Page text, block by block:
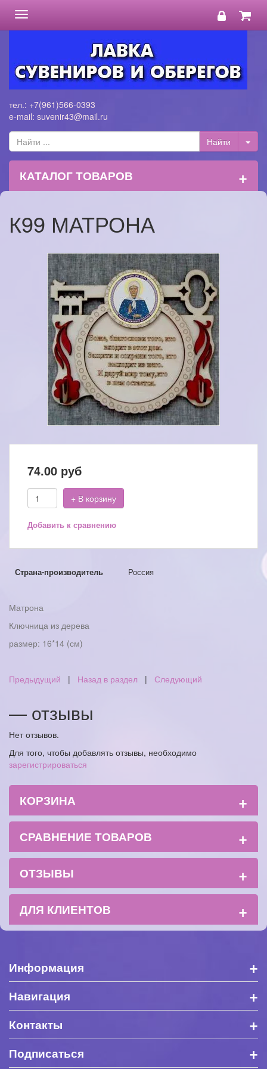
Toggle
navigation
тел.: +7(961)566-0393
e-mail: suvenir43@mail.ru
КАТАЛОГ ТОВАРОВ +
К99 МАТРОНА
74.00 руб
+ В корзину
Добавить к сравнению
Страна-производитель Россия
Матрона
Ключница из дерева
размер: 16*14 (см)
Предыдущий | Назад в раздел | Следующий
— отзывы
Нет отзывов.
Для того, чтобы добавлять отзывы, необходимо
зарегистрироваться
КОРЗИНА +
СРАВНЕНИЕ ТОВАРОВ +
ОТЗЫВЫ +
ДЛЯ КЛИЕНТОВ +
Информация +
Навигация +
Контакты +
Подписаться +